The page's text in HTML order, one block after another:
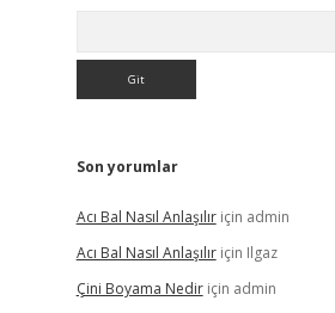
Son yorumlar
Acı Bal Nasıl Anlaşılıriçin admin
Acı Bal Nasıl Anlaşılıriçin Ilgaz
Çini Boyama Nediriçin admin